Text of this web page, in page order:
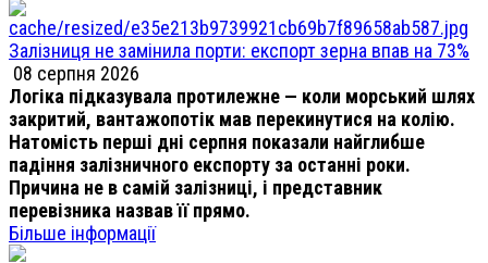
Залізниця не замінила порти: експорт зерна впав на 73%
08 серпня 2026
Логіка підказувала протилежне — коли морський шлях
закритий, вантажопотік мав перекинутися на колію.
Натомість перші дні серпня показали найглибше
падіння залізничного експорту за останні роки.
Причина не в самій залізниці, і представник
перевізника назвав її прямо.
Більше інформації